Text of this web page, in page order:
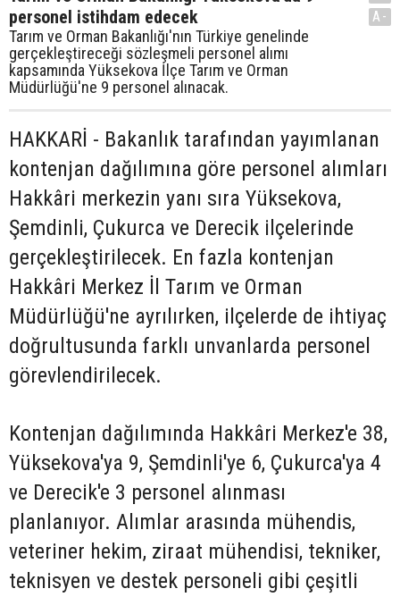
personel istihdam edecek
Tarım ve Orman Bakanlığı'nın Türkiye genelinde
gerçekleştireceği sözleşmeli personel alımı
kapsamında Yüksekova İlçe Tarım ve Orman
Müdürlüğü'ne 9 personel alınacak.
A-
HAKKARİ - Bakanlık tarafından yayımlanan
kontenjan dağılımına göre personel alımları
Hakkâri merkezin yanı sıra Yüksekova,
Şemdinli, Çukurca ve Derecik ilçelerinde
gerçekleştirilecek. En fazla kontenjan
Hakkâri Merkez İl Tarım ve Orman
Müdürlüğü'ne ayrılırken, ilçelerde de ihtiyaç
doğrultusunda farklı unvanlarda personel
görevlendirilecek.
Kontenjan dağılımında Hakkâri Merkez'e 38,
Yüksekova'ya 9, Şemdinli'ye 6, Çukurca'ya 4
ve Derecik'e 3 personel alınması
planlanıyor. Alımlar arasında mühendis,
veteriner hekim, ziraat mühendisi, tekniker,
teknisyen ve destek personeli gibi çeşitli